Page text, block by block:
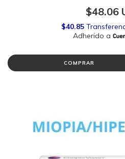
$48.06
COMPRAR